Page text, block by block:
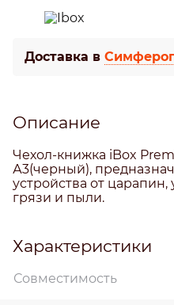
Доставка в
Описание
Чехол-книжка iBox
А3(черный),
устройства от царапин,
грязи и пыли.
Характеристики
Совместимость